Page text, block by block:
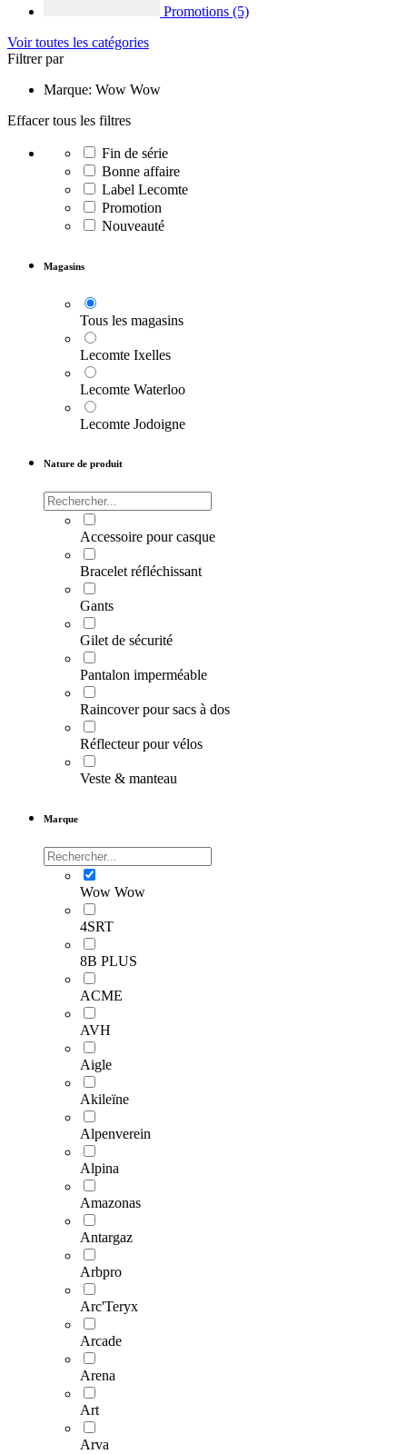
Promotions (5)
Voir toutes les catégories
Filtrer par
Marque: Wow Wow
Effacer tous les filtres
Fin de série
Bonne affaire
Label Lecomte
Promotion
Nouveauté
Magasins
Tous les magasins
Lecomte Ixelles
Lecomte Waterloo
Lecomte Jodoigne
Nature de produit
Accessoire pour casque
Bracelet réfléchissant
Gants
Gilet de sécurité
Pantalon imperméable
Raincover pour sacs à dos
Réflecteur pour vélos
Veste & manteau
Marque
Wow Wow
4SRT
8B PLUS
ACME
AVH
Aigle
Akileïne
Alpenverein
Alpina
Amazonas
Antargaz
Arbpro
Arc'Teryx
Arcade
Arena
Art
Arva